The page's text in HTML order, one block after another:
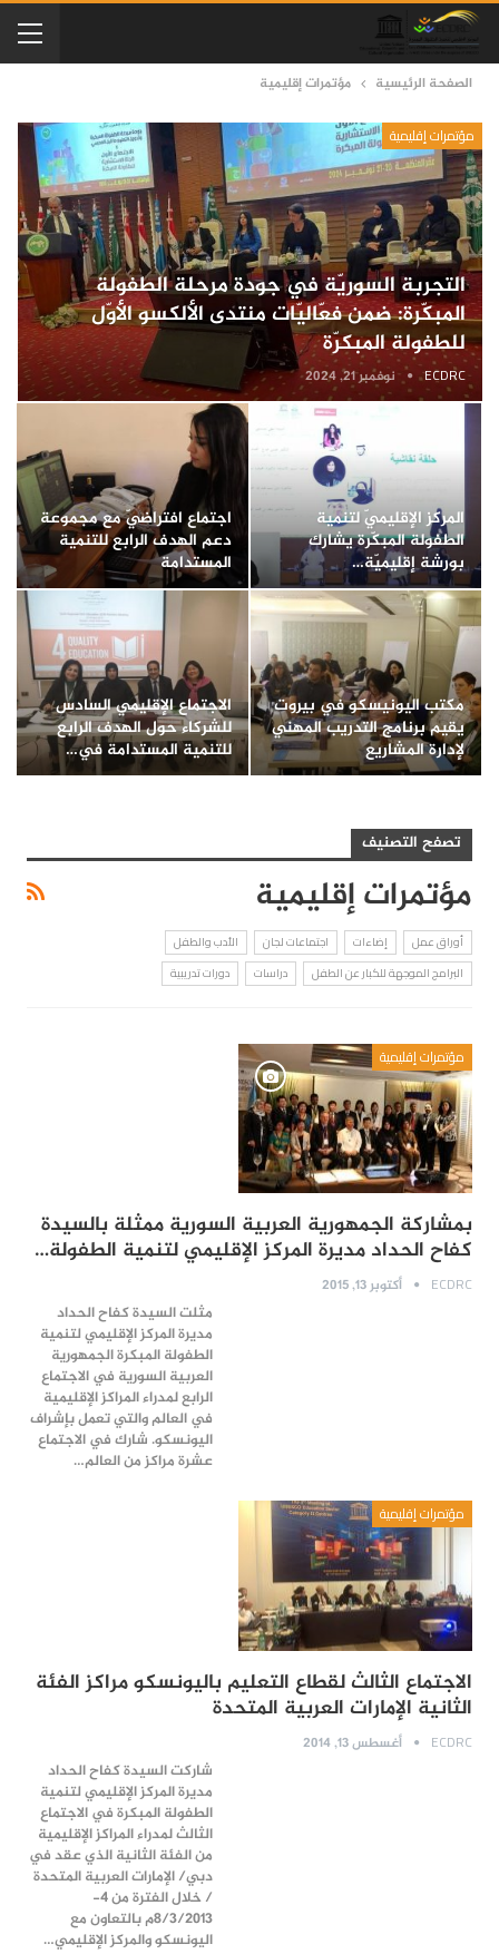
الصفحة الرئيسية مؤتمرات إقليمية
مؤتمرات إقليمية
التجربة السوريّة في جودة مرحلة الطفولة
المبكّرة: ضمن فعّاليّات منتدى الألكسو الأوّل
للطفولة المبكرّة
ECDRC نوفمبر 21, 2024
المركز الإقليميّ لتنمية
الطفولة المبكّرة يشارك
بورشة إقليميّة…
اجتماع افتراضيّ مع مجموعة
دعم الهدف الرابع للتنمية
المستدامة
مكتب اليونيسكو في بيروت
يقيم برنامج التدريب المهني
لإدارة المشاريع
الاجتماع الإقليمي السادس
للشركاء حول الهدف الرابع
للتنمية المستدامة في…
تصفح التصنيف
مؤتمرات إقليمية
أوراق عمل إضاءات اجتماعات لجان
الأدب والطفل
البرامج الموجهة للكبار عن الطفل
دراسات دورات تدريبية
مؤتمرات إقليمية
بمشاركة الجمهورية العربية السورية ممثلة بالسيدة
كفاح الحداد مديرة المركز الإقليمي لتنمية الطفولة…
ECDRC أكتوبر 13, 2015
مثلت السيدة كفاح الحداد
مديرة المركز الإقليمي لتنمية
الطفولة المبكرة الجمهورية
العربية السورية في الاجتماع
الرابع لمدراء المراكز الإقليمية
في العالم والتي تعمل بإشراف
اليونسكو. شارك في الاجتماع
عشرة مراكز من العالم…
مؤتمرات إقليمية
الاجتماع الثالث لقطاع التعليم باليونسكو مراكز الفئة
الثانية الإمارات العربية المتحدة
ECDRC أغسطس 13, 2014
شاركت السيدة كفاح الحداد
مديرة المركز الإقليمي لتنمية
الطفولة المبكرة في الاجتماع
الثالث لمدراء المراكز الإقليمية
من الفئة الثانية الذي عقد في
دبي/ الإمارات العربية المتحدة
/ خلال الفترة من 4-
8/3/2013م بالتعاون مع
اليونسكو والمركز الإقليمي…